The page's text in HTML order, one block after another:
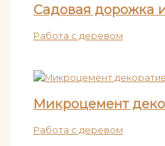
Садовая дорожка
Работа с деревом
Микроцемент
Работа с деревом